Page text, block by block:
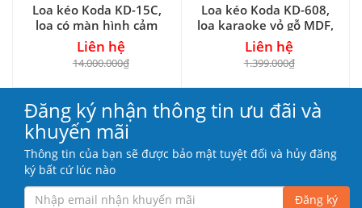
Loa kéo Koda KD-15C,
loa có màn hình cảm
ứng, max 600W
Liên hệ
14.000.000₫
Loa kéo Koda KD-608,
loa karaoke vỏ gỗ MDF,
bass 1.5 tấc
Liên hệ
1.399.000₫
Đăng ký nhận thông tin ưu đãi và
khuyến mãi
Thông tin của bạn sẽ được bảo mật tuyệt đối và hủy đăng
ký bất cứ lúc nào
Đăng ký